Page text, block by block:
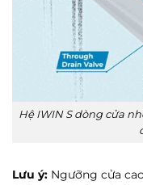
Hệ IWIN S dòng cửa
Lưu ý: Ngưỡng cửa